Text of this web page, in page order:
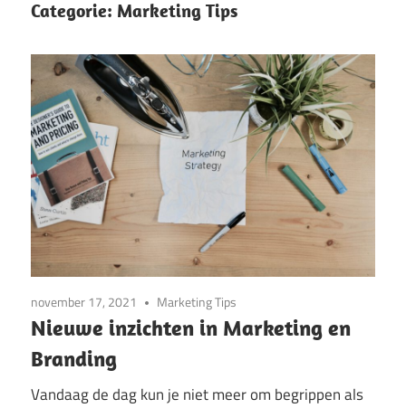
Categorie: Marketing Tips
november 17, 2021 Marketing Tips
Nieuwe inzichten in Marketing en
Branding
Vandaag de dag kun je niet meer om begrippen als